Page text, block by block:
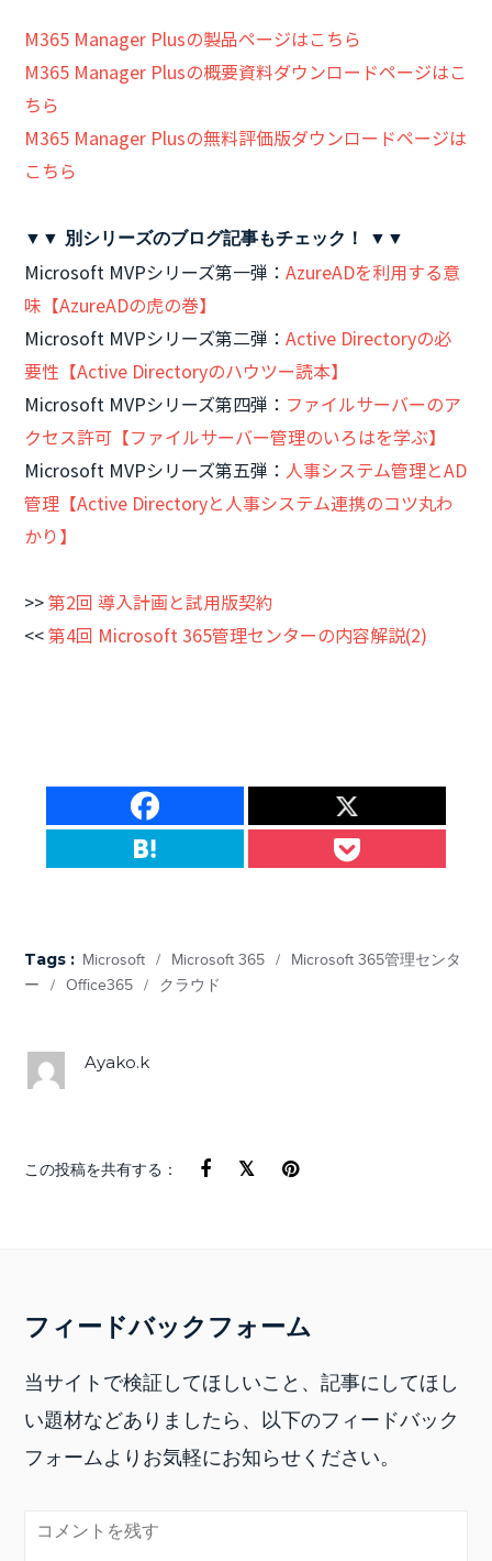
M365 Manager Plusの製品ページはこちら
M365 Manager Plusの概要資料ダウンロードページはこ
ちら
M365 Manager Plusの無料評価版ダウンロードページは
こちら
▼▼ 別シリーズのブログ記事もチェック！ ▼▼
Microsoft MVPシリーズ第一弾：AzureADを利用する意
味【AzureADの虎の巻】
Microsoft MVPシリーズ第二弾：Active Directoryの必
要性【Active Directoryのハウツー読本】
Microsoft MVPシリーズ第四弾： ファイルサーバーのア
クセス許可【ファイルサーバー管理のいろはを学ぶ】
Microsoft MVPシリーズ第五弾： 人事システム管理とAD
管理【Active Directoryと人事システム連携のコツ丸わ
かり】
>>第2回 導入計画と試用版契約
<<第4回 Microsoft 365管理センターの内容解説(2)
Tags : Microsoft / Microsoft 365 /
Microsoft 365管理センタ
ー
/ Office365 / クラウド
ayako.k
この投稿を共有する：
フィードバックフォーム
当サイトで検証してほしいこと、記事にしてほし
い題材などありましたら、以下のフィードバック
フォームよりお気軽にお知らせください。